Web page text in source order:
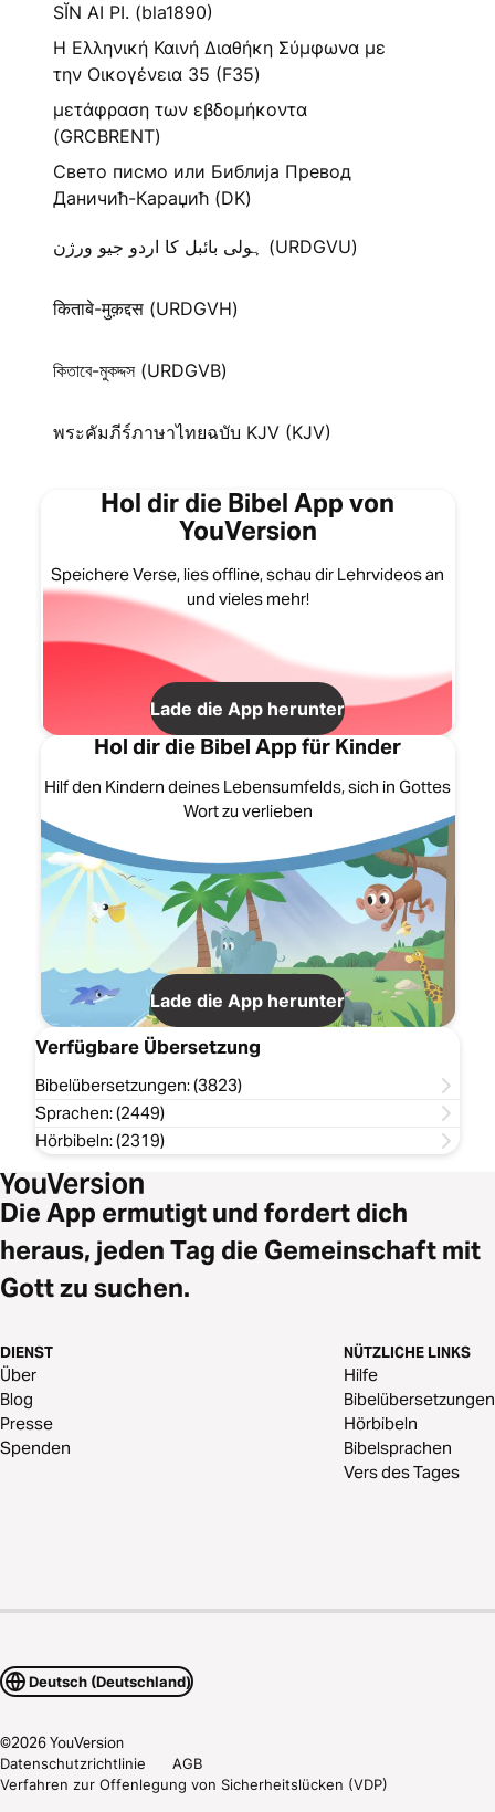
SĬN AI PI. (bla1890)
Η Ελληνική Καινή Διαθήκη Σύμφωνα με
την Οικογένεια 35 (F35)
μετάφραση των εβδομήκοντα
(GRCBRENT)
Свето писмо или Библија Превод
Даничић-Караџић (DK)
ہولی بائبل کا اردو جیو ورژن (URDGVU)
किताबे-मुक़द्दस (URDGVH)
কিতাবে-মুকদ্দস (URDGVB)
พระคัมภีร์ภาษาไทยฉบับ KJV (KJV)
Hol dir die Bibel App von
YouVersion
Speichere Verse, lies offline, schau dir Lehrvideos an
und vieles mehr!
Lade die App herunter
Hol dir die Bibel App für Kinder
Hilf den Kindern deines Lebensumfelds, sich in Gottes
Wort zu verlieben
Lade die App herunter
Verfügbare Übersetzung
Bibelübersetzungen: (3823)
Sprachen: (2449)
Hörbibeln: (2319)
Die App ermutigt und fordert dich
heraus, jeden Tag die Gemeinschaft mit
Gott zu suchen.
DIENST
Über
Blog
Presse
Spenden
NÜTZLICHE LINKS
Hilfe
Bibelübersetzungen
Hörbibeln
Bibelsprachen
Vers des Tages
Deutsch (Deutschland)
©2026YouVersion
Datenschutzrichtlinie
AGB
Verfahren zur Offenlegung von Sicherheitslücken (VDP)